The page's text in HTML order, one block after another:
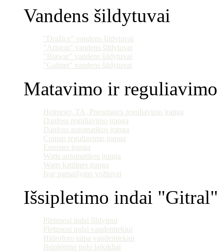
Vandens šildytuvai
"Dražice" vandens šildytuvai
"Ariston" vandens šildytuvai
"Biawar" vandens šildytuvai
"Galmet" vandens šildytuvai
Matavimo ir
Heimeier, TA, Pneumatex reguliavimo įranga
Danfoss reguliavimo įranga
Danfoss automatikos įranga
Comap reguliavimo įranga
Euroster įranga
Watts automatikos įranga
Watts katilinės įranga
Ivar pamaišymo vožtuvai
Išsipletimo indai
Plėtimosi indai šildymui
Plėtimosi indai vandentiekiui
Hidroforo talpa vandentiekiui
Išsiplėtimo indo laikikliai